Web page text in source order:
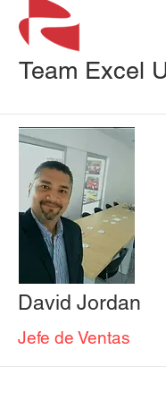
Team Excel
David Jordan
Jefe de Ventas